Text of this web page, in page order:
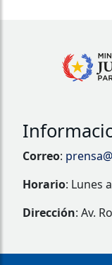
Correo:
Horario: Lunes
Dirección: Av.